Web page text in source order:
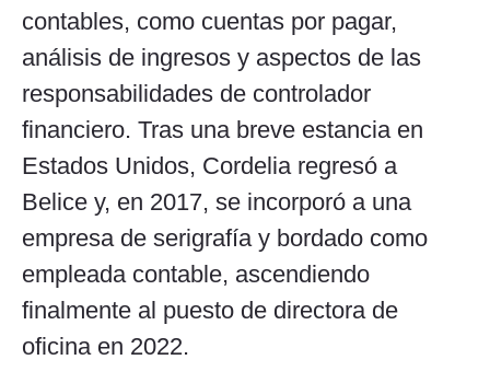
contables, como cuentas por pagar,
análisis de ingresos y aspectos de las
responsabilidades de controlador
financiero. Tras una breve estancia en
Estados Unidos, Cordelia regresó a
Belice y, en 2017, se incorporó a una
empresa de serigrafía y bordado como
empleada contable, ascendiendo
finalmente al puesto de directora de
oficina en 2022.